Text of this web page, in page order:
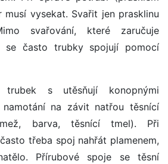
musí vysekat. Svařit jen prasklinu
svařování, které zaručuje
se často trubky spojují pomocí
trubek s utěsňují konopnými
na závit natřou těsnící
barva, těsnící tmel). Při
třeba spoj nahřát plamenem,
Přírubové spoje se těsní